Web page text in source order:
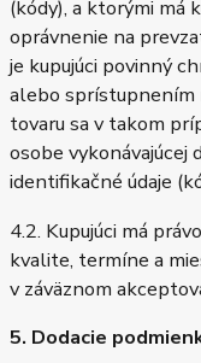
(kódy), a ktorými má
oprávnenie na
je kupujúci povinný
alebo sprístupnením
tovaru sa v takom
osobe vykonávajúcej
identifikačné údaje
4.2. Kupujúci má
kvalite, termíne a
v záväznom
5. Dodacie